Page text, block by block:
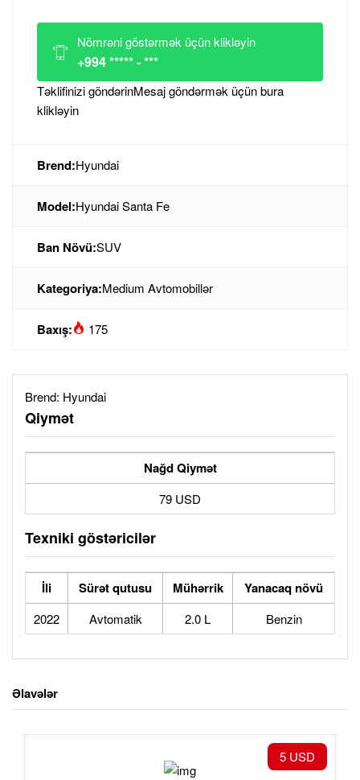
Nömrəni göstərmək üçün klikləyin
+994 ***** - ***
Təklifinizi göndərinMesaj göndərmək üçün bura
klikləyin
Brend:Hyundai
Model:Hyundai Santa Fe
Ban Növü:SUV
Kategoriya:Medium Avtomobillər
Baxış: 175
Brend: Hyundai
Qiymət
Nağd Qiymət
79 USD
Texniki göstəricilər
İli Sürət qutusu Mühərrik Yanacaq növü
2022 Avtomatik 2.0 L Benzin
Əlavələr
5 USD